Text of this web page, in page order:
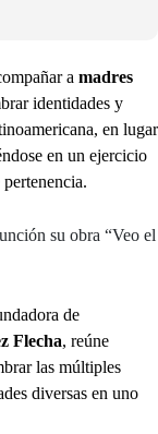
a madres
identidades y
en lugar
en un ejercicio
su obra “Veo el
de
Flecha, reúne
las múltiples
diversas en uno